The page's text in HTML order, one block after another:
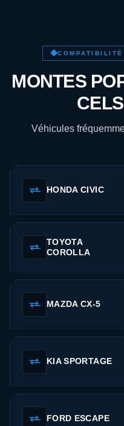
MONTES
Véhicules
HONDA CIVIC
TOYOTA
COROLLA
MAZDA CX-5
KIA SPORTAGE
FORD ESCAPE